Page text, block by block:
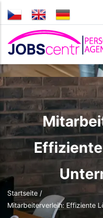
Direkt
zum
Inhalt
Pfadnavigation
Startseite /
Mitarbeiterverleih: Effiziente